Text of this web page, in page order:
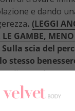
e dando
. (LEGGI
LE GAMBE,
Sulla scia del
stesso
degli
loro creatore